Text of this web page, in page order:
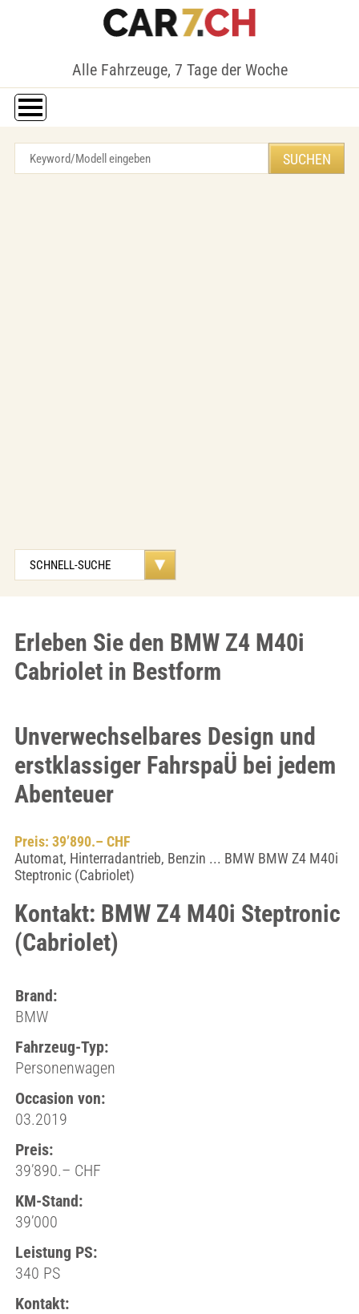
Alle Fahrzeuge, 7 Tage der Woche
Erleben Sie den BMW Z4 M40i
Cabriolet in Bestform
Unverwechselbares Design und
erstklassiger FahrspaÜ bei jedem
Abenteuer
Preis: 39’890.– CHF
Automat, Hinterradantrieb, Benzin ... BMW BMW Z4 M40i
Steptronic (Cabriolet)
Kontakt: BMW Z4 M40i Steptronic
(Cabriolet)
Brand:
BMW
Fahrzeug-Typ:
Personenwagen
Occasion von:
03.2019
Preis:
39’890.– CHF
KM-Stand:
39’000
Leistung PS:
340 PS
Kontakt: